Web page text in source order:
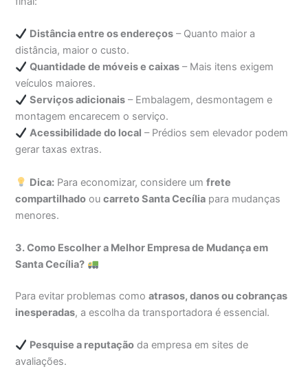
Distância entre os endereços – Quanto maior a
distância, maior o custo.
Quantidade de móveis e caixas – Mais itens exigem
veículos maiores.
Serviços adicionais – Embalagem, desmontagem e
montagem encarecem o serviço.
Acessibilidade do local – Prédios sem elevador podem
gerar taxas extras.
Dica: Para economizar, considere umfrete
compartilhado oucarreto Santa Cecília para mudanças
menores.
3. Como Escolher a Melhor Empresa de Mudança em
Santa Cecília?
Para evitar problemas comoatrasos, danos ou cobranças
inesperadas, a escolha da transportadora é essencial.
Pesquise a reputação da empresa em sites de
avaliações.